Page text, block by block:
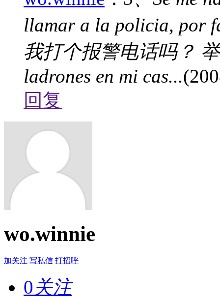
llamar a la policia, por
我打个报警电话吗？
ladrones en mi cas...
回复
wo.winnie
加关注 写私信 打招呼
0关注